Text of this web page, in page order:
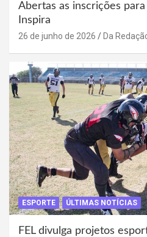
Abertas as inscrições
Inspira
26 de junho de 2026 Da
ESPORTE ÚLTIMAS NOTÍCIAS
FEL divulga projetos